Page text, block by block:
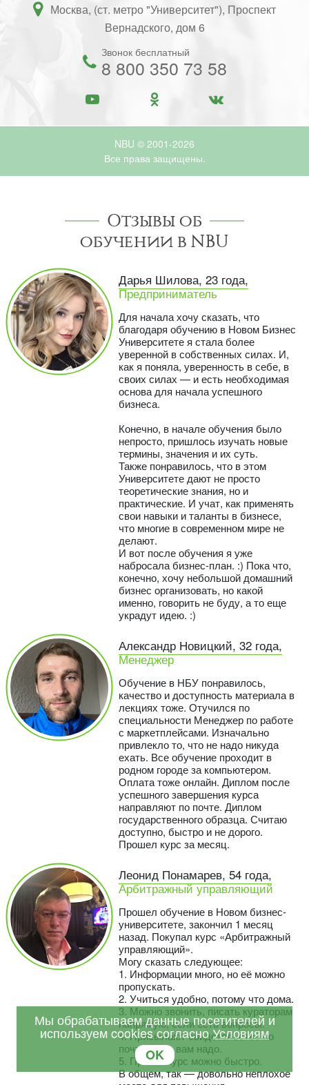
Москва, (ст. метро "Университет"), Проспект
Вернадского, дом 6
Звонок бесплатный
8 800 350 73 58
NBU © 2001-2026
Все права защищены.
Отзывы об
обучении в NBU
Дарья Шилова, 23 года,
Предприниматель
Для начала хочу сказать, что
благодаря обучению в Новом Бизнес
Университете я стала более
уверенной в собственных силах. И,
как я поняла, уверенность в себе, в
своих силах — и есть необходимая
основа для начала успешного
бизнеса.
Конечно, в начале обучения было
непросто, пришлось изучать новые
термины, значения и их суть.
Также понравилось, что в этом
Университете дают не просто
теоретические знания, но и
практические. И учат, как применять
свои навыки и таланты в бизнесе,
что многие в современном мире не
делают.
И вот после обучения я уже
набросала бизнес-план. :) Пока что,
конечно, хочу небольшой домашний
бизнес организовать, но какой
именно, говорить не буду, а то еще
украдут идею. :)
Александр Новицкий, 32 года,
Менеджер
Обучение в НБУ понравилось,
качество и доступность материала в
лекциях тоже. Отучился по
специальности Менеджер по работе
с маркетплейсами. Изначально
привлекло то, что не надо никуда
ехать. Все обучение проходит в
родном городе за компьютером.
Оплата тоже онлайн. Диплом после
успешного завершения курса
направляют по почте. Диплом
государственного образца. Считаю
доступно, быстро и не дорого.
Прошел курс за месяц.
Леонид Понамарев, 54 года,
Арбитражный управляющий
Прошел обучение в Новом бизнес-
университете, закончил 1 месяц
назад. Покупал курс «Арбитражный
управляющий».
Могу сказать следующее:
1. Информации много, но её можно
пропускать.
2. Учиться удобно, потому что дома.
3. Можно звонить, писать кураторам
напрямую, если есть вопросы.
4. Присылают свидетельство по
почте, куда вам надо.
5. Пройти курс можно быстро.
В общем, так — довольно неплохое
Мы обрабатываем данные посетителей и
используем cookies согласноУсловиям
OK